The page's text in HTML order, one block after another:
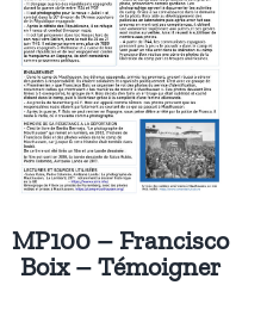
MP100 – Francisco
Boix – Témoigner